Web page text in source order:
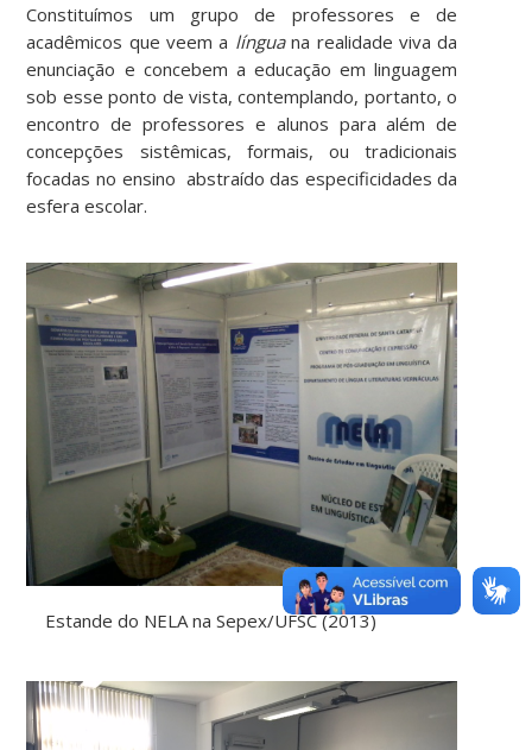
Constituímos um grupo de professores e de
acadêmicos que veem a línguana realidade viva da
enunciação e concebem a educação em linguagem
sob esse ponto de vista, contemplando, portanto, o
encontro de professores e alunos para além de
concepções sistêmicas, formais, ou tradicionais
focadas no ensino abstraído das especificidades da
esfera escolar.
Estande do NELA na Sepex/UFSC (2013)